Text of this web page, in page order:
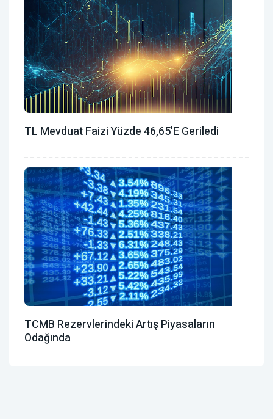
TL Mevduat Faizi Yüzde 46,65'e Geriledi
TCMB Rezervlerindeki Artış Piyasaların
Odağında